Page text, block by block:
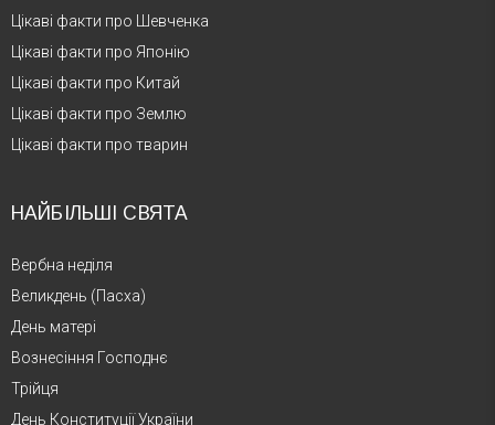
Цікаві факти про Шевченка
Цікаві факти про Японію
Цікаві факти про Китай
Цікаві факти про Землю
Цікаві факти про тварин
НАЙБІЛЬШІ СВЯТА
Вербна неділя
Великдень (Пасха)
День матері
Вознесіння Господнє
Трійця
День Конституції України